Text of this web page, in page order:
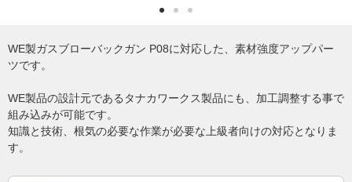
WE製ガスブローバックガン P08に対応した、素材強度アップパー
ツです。
WE製品の設計元であるタナカワークス製品にも、加工調整する事で
組み込みが可能です。
知識と技術、根気の必要な作業が必要な上級者向けの対応となりま
す。